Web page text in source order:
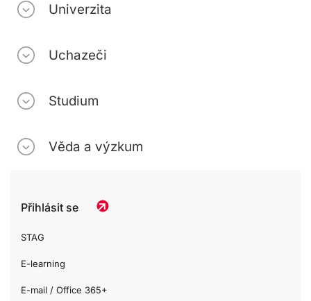
Univerzita
Uchazeči
Studium
Věda a výzkum
Přihlásit se
STAG
E-learning
E-mail / Office 365+